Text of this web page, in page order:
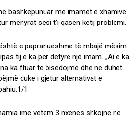
bashkëpunuar me imamët e xhamive
mënyrat sesi t‘i qasen këtij problemi.
e papranueshme të mbajë mësim
tij e ka për detyrë një imam. „Ai e ka
ka ftuar të bisedojmë dhe ne duhet
duke i gjetur alternativat e
1
ime vetëm 3 nxënës shkojnë në